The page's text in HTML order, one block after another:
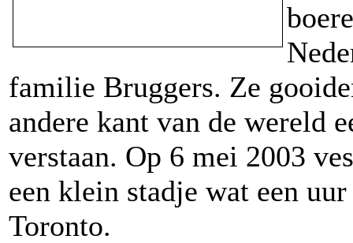
familie Bruggers. Ze
andere kant van de wereld
verstaan. Op 6 mei 2003
een klein stadje wat een
Toronto.